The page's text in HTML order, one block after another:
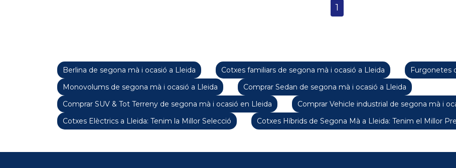
1
Berlina de segona mà i ocasió a Lleida Cotxes familiars de segona mà i ocasió a Lleida
Furgonetes
Monovolums de segona mà i ocasió a Lleida
Comprar Sedan de segona mà i ocasió a Lleida
Comprar SUV & Tot Terreny de segona mà i ocasió en Lleida
Comprar Vehicle industrial de segona mà i
Cotxes Elèctrics a Lleida: Tenim la Millor Selecció
Cotxes Híbrids de Segona Mà a Lleida: Tenim el Millor